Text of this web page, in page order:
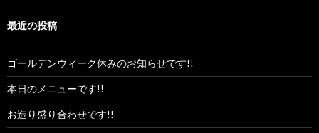
最近の投稿
ゴールデンウィーク休みのお知らせです!!
本日のメニューです!!
お造り盛り合わせです!!